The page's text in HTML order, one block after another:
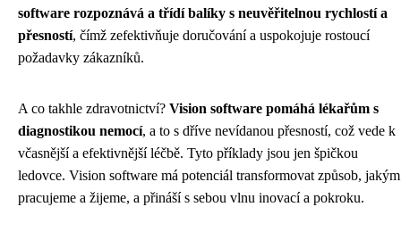
software rozpoznává a třídí balíky s neuvěřitelnou rychlostí a
přesností, čímž zefektivňuje doručování a uspokojuje rostoucí
požadavky zákazníků.
A co takhle zdravotnictví? Vision software pomáhá lékařům s
diagnostikou nemocí, a to s dříve nevídanou přesností, což vede k
včasnější a efektivnější léčbě. Tyto příklady jsou jen špičkou
ledovce. Vision software má potenciál transformovat způsob, jakým
pracujeme a žijeme, a přináší s sebou vlnu inovací a pokroku.